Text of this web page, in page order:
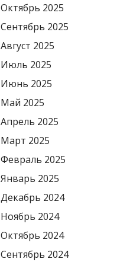
Октябрь 2025
Сентябрь 2025
Август 2025
Июль 2025
Июнь 2025
Май 2025
Апрель 2025
Март 2025
Февраль 2025
Январь 2025
Декабрь 2024
Ноябрь 2024
Октябрь 2024
Сентябрь 2024